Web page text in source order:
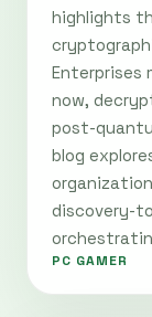
highlights
Enterprises
now,
post-
blog
discovery-
PC GAMER